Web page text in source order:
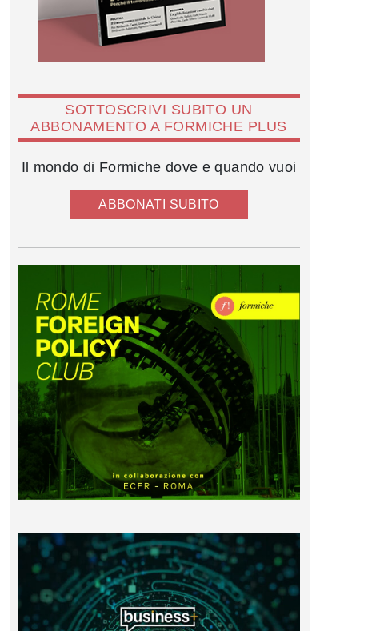
SOTTOSCRIVI SUBITO UN
ABBONAMENTO A FORMICHE PLUS
Il mondo di Formiche dove e quando vuoi
ABBONATI SUBITO